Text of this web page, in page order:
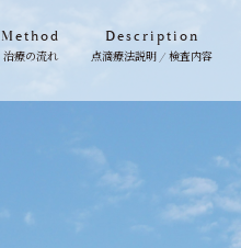
Method
治療の流れ
Description
点滴療法説明 / 検査内容